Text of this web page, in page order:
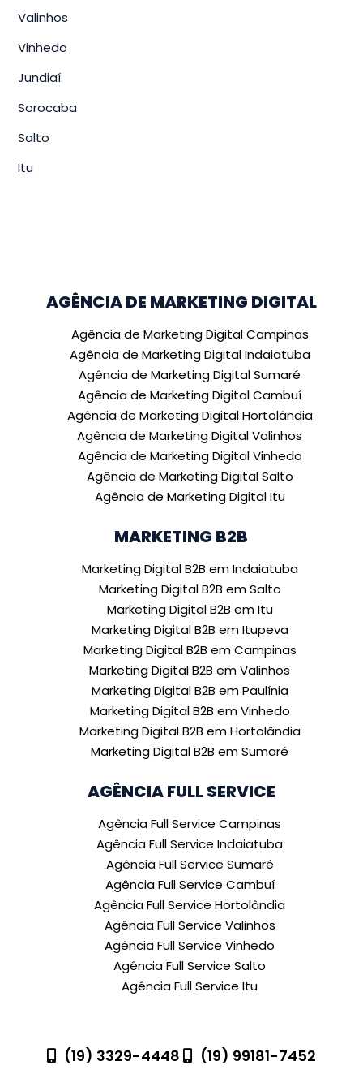
Valinhos
Vinhedo
Jundiaí
Sorocaba
Salto
Itu
AGÊNCIA DE MARKETING DIGITAL
Agência de Marketing Digital Campinas
Agência de Marketing Digital Indaiatuba
Agência de Marketing Digital Sumaré
Agência de Marketing Digital Cambuí
Agência de Marketing Digital Hortolândia
Agência de Marketing Digital Valinhos
Agência de Marketing Digital Vinhedo
Agência de Marketing Digital Salto
Agência de Marketing Digital Itu
MARKETING B2B
Marketing Digital B2B em Indaiatuba
Marketing Digital B2B em Salto
Marketing Digital B2B em Itu
Marketing Digital B2B em Itupeva
Marketing Digital B2B em Campinas
Marketing Digital B2B em Valinhos
Marketing Digital B2B em Paulínia
Marketing Digital B2B em Vinhedo
Marketing Digital B2B em Hortolândia
Marketing Digital B2B em Sumaré
AGÊNCIA FULL SERVICE
Agência Full Service Campinas
Agência Full Service Indaiatuba
Agência Full Service Sumaré
Agência Full Service Cambuí
Agência Full Service Hortolândia
Agência Full Service Valinhos
Agência Full Service Vinhedo
Agência Full Service Salto
Agência Full Service Itu
(19) 3329-4448 (19) 99181-7452